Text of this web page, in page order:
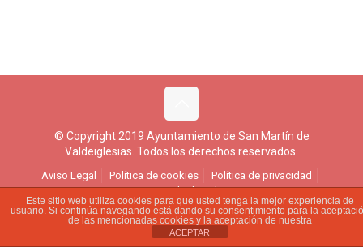
© Copyright 2019 Ayuntamiento de San Martín de
Valdeiglesias. Todos los derechos reservados.
Aviso Legal Política de cookies
Política de privacidad
Ejercicio de derechos
Este sitio web utiliza cookies para que usted tenga la mejor experiencia de
usuario. Si continúa navegando está dando su consentimiento para la
de las mencionadas cookies y la aceptación de nuestra
ACEPTAR